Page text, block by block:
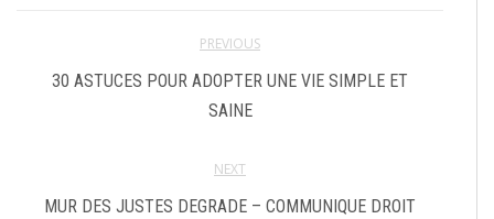
PREVIOUS
30 ASTUCES POUR ADOPTER UNE VIE SIMPLE ET
SAINE
NEXT
MUR DES JUSTES DEGRADE – COMMUNIQUE DROIT